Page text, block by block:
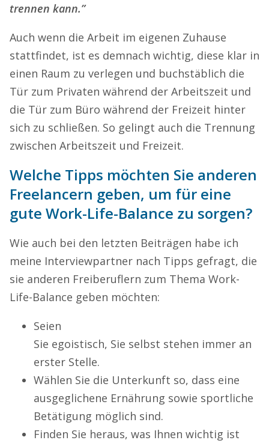
trennen kann.”
Auch wenn die Arbeit im eigenen Zuhause
stattfindet, ist es demnach wichtig, diese klar in
einen Raum zu verlegen und buchstäblich die
Tür zum Privaten während der Arbeitszeit und
die Tür zum Büro während der Freizeit hinter
sich zu schließen. So gelingt auch die Trennung
zwischen Arbeitszeit und Freizeit.
Welche Tipps möchten Sie anderen
Freelancern geben, um für eine
gute Work-Life-Balance zu sorgen?
Wie auch bei den letzten Beiträgen habe ich
meine Interviewpartner nach Tipps gefragt, die
sie anderen Freiberuflern zum Thema Work-
Life-Balance geben möchten:
Seien
Sie egoistisch, Sie selbst stehen immer an
erster Stelle.
Wählen Sie die Unterkunft so, dass eine
ausgeglichene Ernährung sowie sportliche
Betätigung möglich sind.
Finden Sie heraus, was Ihnen wichtig ist